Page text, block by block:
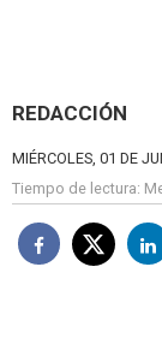
REDACCIÓN
MIÉRCOLES, 01 DE
Tiempo de lectura: